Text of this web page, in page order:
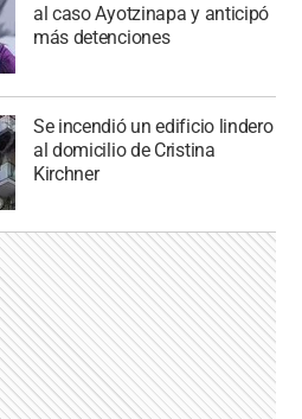
al caso Ayotzinapa y anticipó
más detenciones
Se incendió un edificio lindero
al domicilio de Cristina
Kirchner